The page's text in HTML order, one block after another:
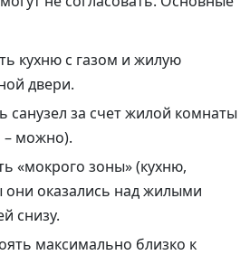
кухню с газом и жилую
двери.
санузел за счет жилой комнаты
– можно).
«мокрого зоны» (кухню,
они оказались над жилыми
снизу.
максимально близко к